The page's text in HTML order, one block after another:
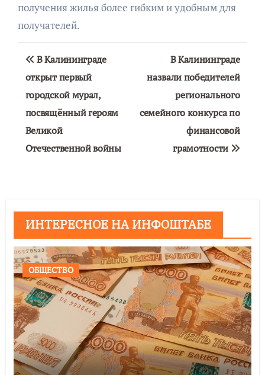
получения жилья более гибким и удобным для
получателей.
Навигация
по
записям
В Калининграде
открыт первый
городской мурал,
посвящённый героям
Великой
Отечественной войны
В Калининграде
назвали победителей
регионального
семейного конкурса по
финансовой
грамотности
ИНТЕРЕСНОЕ НА ИНФОШТАБЕ
ОБЩЕСТВО